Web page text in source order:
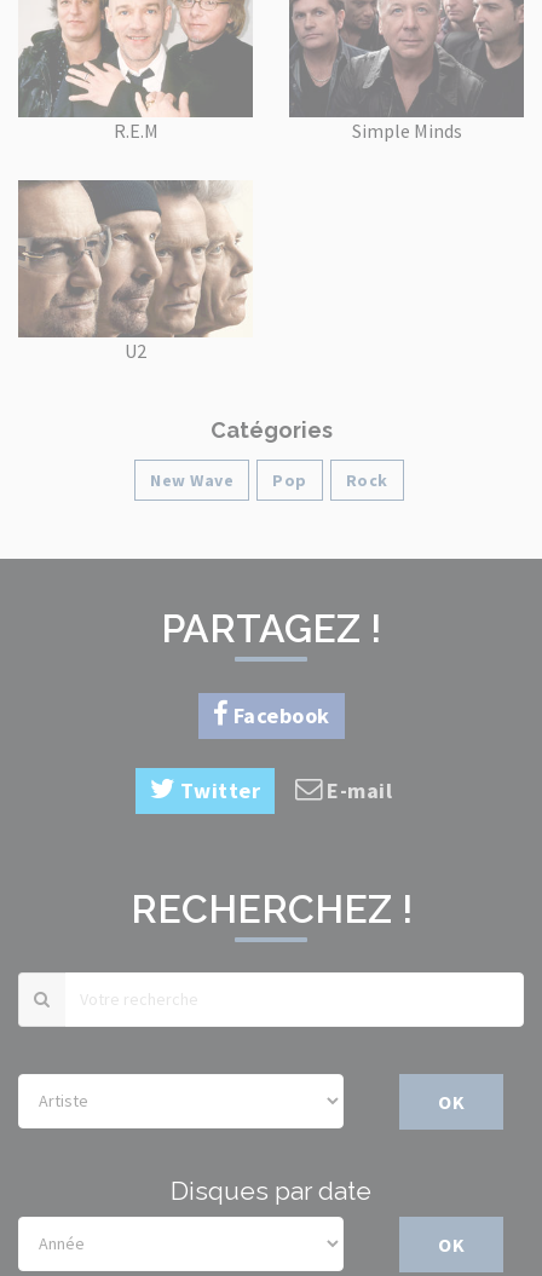
R.E.M Simple Minds
U2
Catégories
New Wave Pop Rock
PARTAGEZ !
Facebook
Twitter E-mail
RECHERCHEZ !
OK
Disques par date
OK